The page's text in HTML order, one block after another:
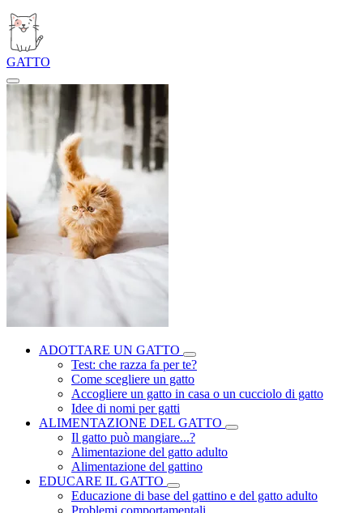
GATTO
ADOTTARE UN GATTO
Test: che razza fa per te?
Come scegliere un gatto
Accogliere un gatto in casa o un cucciolo di gatto
Idee di nomi per gatti
ALIMENTAZIONE DEL GATTO
Il gatto può mangiare...?
Alimentazione del gatto adulto
Alimentazione del gattino
EDUCARE IL GATTO
Educazione di base del gattino e del gatto adulto
Problemi comportamentali